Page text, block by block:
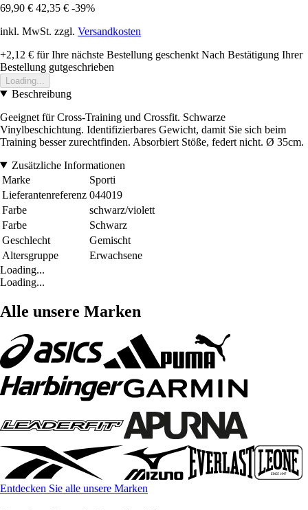
69,90 € 42,35 € -39%
inkl. MwSt. zzgl. Versandkosten
+2,12 € für Ihre nächste Bestellung geschenkt Nach Bestätigung Ihrer
Bestellung gutgeschrieben
Loading...
Beschreibung
Geeignet für Cross-Training und Crossfit. Schwarze
Vinylbeschichtung. Identifizierbares Gewicht, damit Sie sich beim
Training besser zurechtfinden. Absorbiert Stöße, federt nicht. Ø 35cm.
Zusätzliche Informationen
Marke
Sporti
Lieferantenreferenz 044019
Farbe
schwarz/violett
Farbe
Schwarz
Geschlecht
Gemischt
Altersgruppe
Erwachsene
Loading...
Loading...
Alle unsere Marken
Entdecken Sie alle unsere Marken